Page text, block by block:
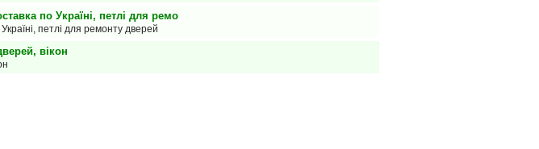
по Україні, петлі для ремо
петлі для ремонту дверей
вікон